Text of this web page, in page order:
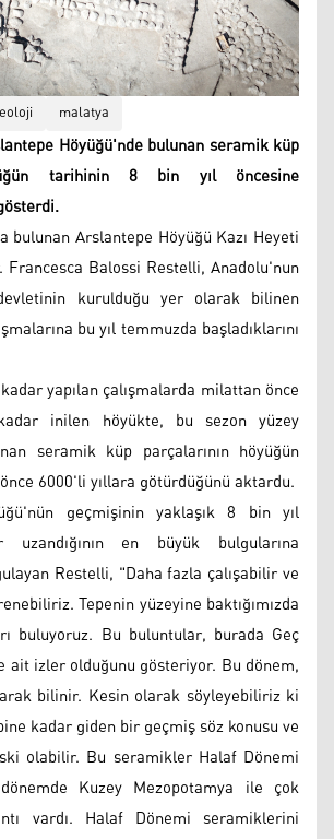
malatya
Höyüğü'nde bulunan seramik küp
tarihinin 8 bin yıl öncesine
bulunan Arslantepe Höyüğü Kazı Heyeti
Francesca Balossi Restelli, Anadolu'nun
kurulduğu yer olarak bilinen
bu yıl temmuzda başladıklarını
yapılan çalışmalarda milattan önce
inilen höyükte, bu sezon yüzey
seramik küp parçalarının höyüğün
6000'li yıllara götürdüğünü aktardu.
geçmişinin yaklaşık 8 bin yıl
uzandığının en büyük bulgularına
Restelli, "Daha fazla çalışabilir ve
Tepenin yüzeyine baktığımızda
buluyoruz. Bu buluntular, burada Geç
ait izler olduğunu gösteriyor. Bu dönem,
bilinir. Kesin olarak söyleyebiliriz ki
kadar giden bir geçmiş söz konusu ve
olabilir. Bu seramikler Halaf Dönemi
Kuzey Mezopotamya ile çok
vardı. Halaf Dönemi seramiklerini